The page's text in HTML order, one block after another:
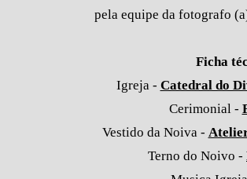
pela equipe da fotografo
Ficha
Igreja - Catedral do
Cerimonial -
Vestido da Noiva -
Terno do Noivo -